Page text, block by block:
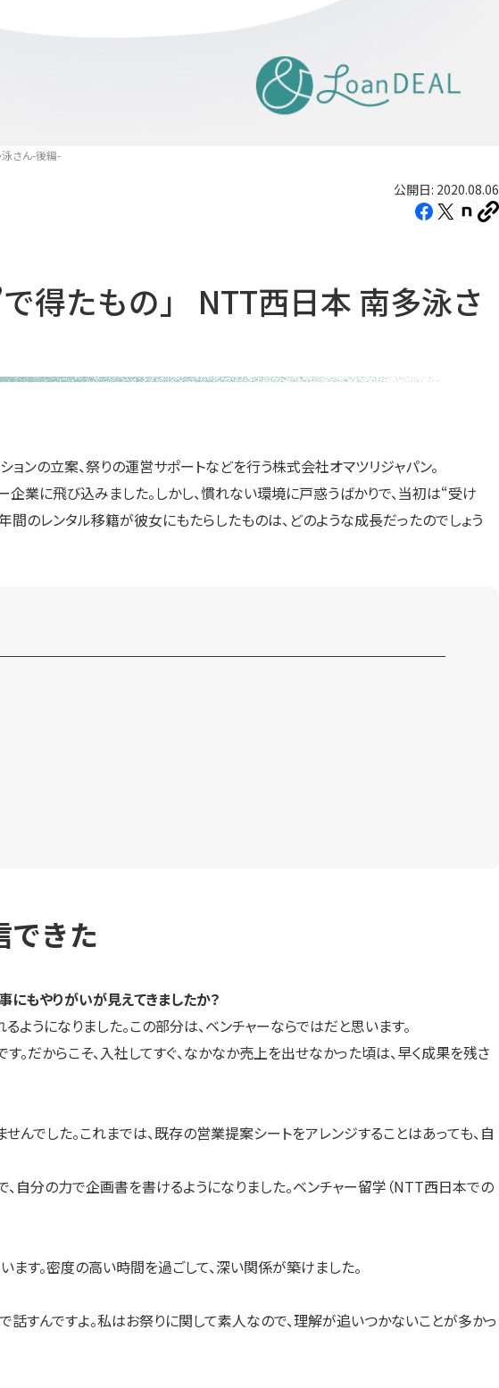
泳さん-後編-
公開日: 2020.08.06
Facebook（新
ブ
き
X（新
ブ
note
ブ
得たもの」 NTT西日本 南多泳さ
ンの立案、祭りの運営サポートなどを行う株式会社オマツリジャパン。
業に飛び込みました。しかし、慣れない環境に戸惑うばかりで、当初は“受け
間のレンタル移籍が彼女にもたらしたものは、どのような成長だったのでしょう
できた
にもやりがいが見えてきましたか？
うになりました。この部分は、ベンチャーならではだと思います。
だからこそ、入社してすぐ、なかなか売上を出せなかった頃は、早く成果を残さ
でした。これまでは、既存の営業提案シートをアレンジすることはあっても、自
自分の力で企画書を書けるようになりました。ベンチャー留学（NTT西日本での
す。密度の高い時間を過ごして、深い関係が築けました。
すんですよ。私はお祭りに関して素人なので、理解が追いつかないことが多かっ